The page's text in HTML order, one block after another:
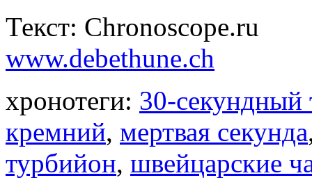
Текст: Chronoscope.ru
www.debethune.ch
хронотеги: 30-секундный
кремний, мертвая секунда
турбийон, швейцарские